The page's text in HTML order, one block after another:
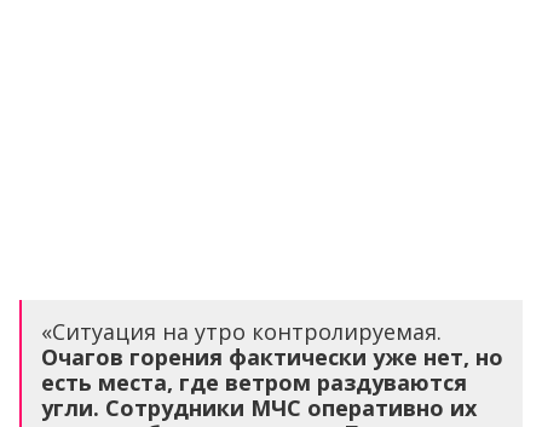
«Ситуация на утро контролируемая.
Очагов горения фактически уже нет, но
есть места, где ветром раздуваются
угли. Сотрудники МЧС оперативно их